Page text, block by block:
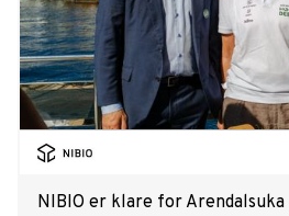
NIBIO er klare for Arendalsuka